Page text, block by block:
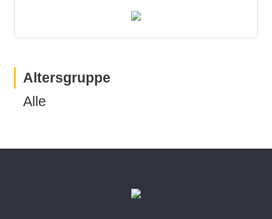
Altersgruppe
Alle